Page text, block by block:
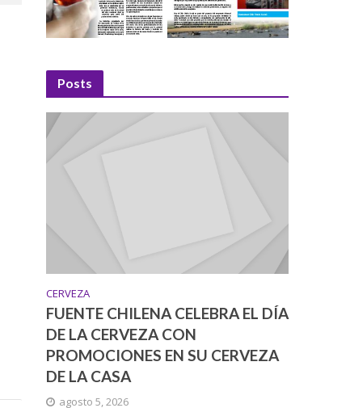
Posts
CERVEZA
FUENTE CHILENA CELEBRA EL DÍA
DE LA CERVEZA CON
PROMOCIONES EN SU CERVEZA
DE LA CASA
agosto 5, 2026